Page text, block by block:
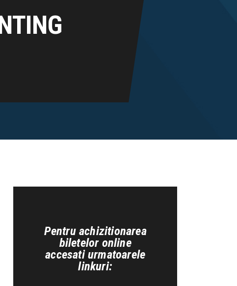
Pentru achizitionarea
biletelor online
accesati urmatoarele
linkuri: